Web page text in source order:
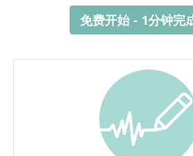
免费开始 - 1分钟完